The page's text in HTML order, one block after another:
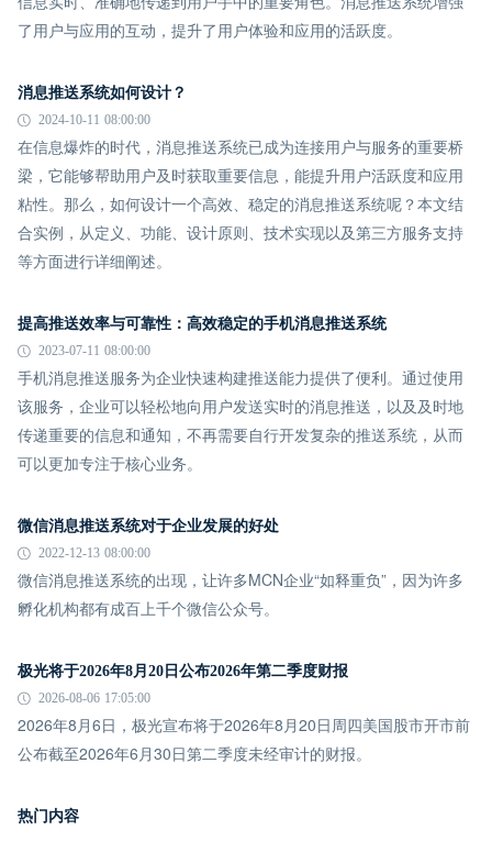
了用户与应用的互动，提升了用户体验和应用的活跃度。
消息推送系统如何设计？
2024-10-11 08:00:00
在信息爆炸的时代，消息推送系统已成为连接用户与服务的重要桥
梁，它能够帮助用户及时获取重要信息，能提升用户活跃度和应用
粘性。那么，如何设计一个高效、稳定的消息推送系统呢？本文结
合实例，从定义、功能、设计原则、技术实现以及第三方服务支持
等方面进行详细阐述。
提高推送效率与可靠性：高效稳定的手机消息推送系统
2023-07-11 08:00:00
手机消息推送服务为企业快速构建推送能力提供了便利。通过使用
该服务，企业可以轻松地向用户发送实时的消息推送，以及及时地
传递重要的信息和通知，不再需要自行开发复杂的推送系统，从而
可以更加专注于核心业务。
微信消息推送系统对于企业发展的好处
2022-12-13 08:00:00
微信消息推送系统的出现，让许多MCN企业“如释重负”，因为许多
孵化机构都有成百上千个微信公众号。
极光将于2026年8月20日公布2026年第二季度财报
2026-08-06 17:05:00
2026年8月6日，极光宣布将于2026年8月20日周四美国股市开市前
公布截至2026年6月30日第二季度未经审计的财报。
热门内容